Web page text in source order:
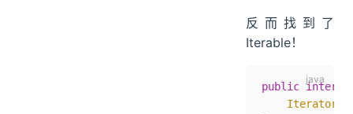
反而找到了
Iterable！
public
    Iterator